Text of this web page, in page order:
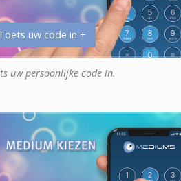
uw code in +
uw persoonlijke code in.